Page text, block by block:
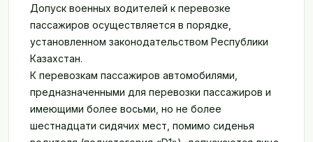
Пробное тестирование
Режим обучения
РЕЖИМ ЭКЗАМЕНА
Полный экзамен
Мини-экзамен
Допуск военных водителей к перевозке
пассажиров осуществляется в порядке,
установленном законодательством Республики
Казахстан.
К перевозкам пассажиров автомобилями,
предназначенными для перевозки пассажиров и
имеющими более восьми, но не более
шестнадцати сидячих мест, помимо сиденья